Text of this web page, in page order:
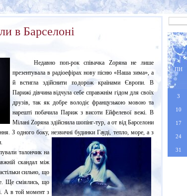
в Барселоні
Недавно поп-рок співачка Zоряна не лише
презентувала в радіоефірах нову пісню «Наша зима», а
й встигла здійснити подорож країнами Європи. В
Парижі дівчина відчула себе справжнім гідом для своїх
друзів, так як добре володіє французькою мовою та
нарешті побачила Париж з висоти Ейфелевої вежі. В
Мілані Zоряна здійснила шопінг-тур, а от від Барселони
З одного боку, незвичні будинки Гауді, тепло, море, а з
талончик на
скандал між
сильно, що
Ще сміялись, що
А в той момент з
ПН
3
10
17
24
31